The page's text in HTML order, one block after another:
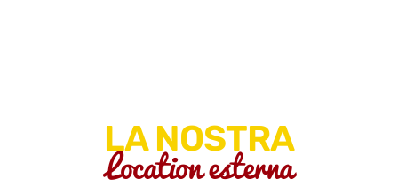
LA NOSTRA
Location esterna